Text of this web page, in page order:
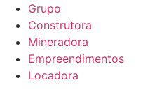
para
conteúdo
Grupo
Construtora
Mineradora
Empreendimentos
Locadora